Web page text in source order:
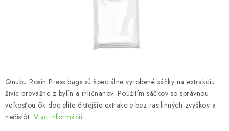
Odstúpenie od zmluvy online
Qnubu Rosin Press bags sú špeciálne vyrobené sáčky na extrakciu
živíc prevažne z bylín a ihličnanov. Použitím sáčkov so správnou
veľkosťou ôk docielite čistejšie extrakcie bez rastlinných zvyškov a
nečistôt. Viac informácií